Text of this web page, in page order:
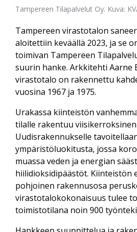
Tampereen Tilapalvelut Oy. Kuva:
Tampereen virastotalon
aloitettiin keväällä 2023, ja se
toimivan Tampereen
suurin hanke. Arkkitehti Aarne
virastotalo on rakennettu
vuosina 1967 ja 1975.
Urakassa kiinteistön
tilalle rakentuu viisikerroksinen
Uudisrakennukselle
ympäristöluokitusta, jossa
muassa veden ja energian
hiilidioksidipäästöt. Kiinteistön
pohjoinen rakennusosa
virastotalokokonaisuus tulee
toimistotilana noin 900